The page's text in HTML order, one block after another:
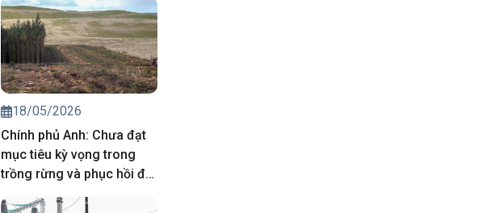
18/05/2026
Chính phủ Anh: Chưa đạt
mục tiêu kỳ vọng trong
trồng rừng và phục hồi đất
than bùn